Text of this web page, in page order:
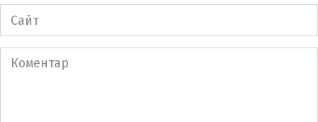
Сайт
Коментар